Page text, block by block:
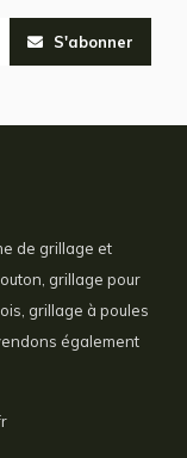
S'abonner
de grillage et
grillage pour
grillage à poules
également